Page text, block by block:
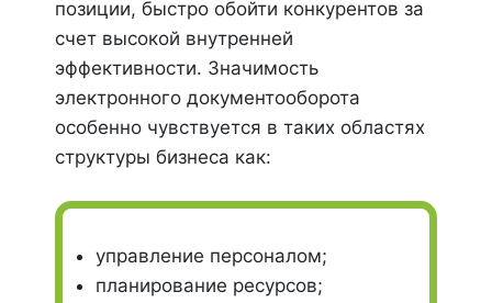
позиции, быстро обойти конкурентов за
счет высокой внутренней
эффективности. Значимость
электронного документооборота
особенно чувствуется в таких областях
структуры бизнеса как:
управление персоналом;
планирование ресурсов;